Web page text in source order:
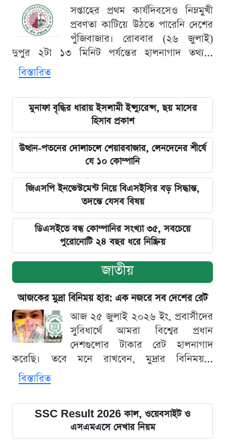
সপ্তাহের প্রথম কার্যদিবসেও নিম্নমুখী
প্রবণতা কাটিয়ে উঠতে পারেনি দেশের
পুঁজিবাজার। রোববার (২৬ জুলাই)
দুপুর ২টা ১৩ মিনিট পর্যন্তের হালনাগাদ তথ্য...
বিস্তারিত
মুনাফা বৃদ্ধির ধারায় ইসলামী ইন্স্যুরেন্স, ছয় মাসের
হিসাব প্রকাশ
উত্থান-পতনের দোলাচলে শেয়ারবাজার, লেনদেনের শীর্ষে
যে ১০ কোম্পানি
জিএসপি ইনভেস্টমেন্ট নিয়ে বিএসইসির বড় সিদ্ধান্ত,
তদন্তে যেসব বিষয়
ডিএসইতে বন্ধ কোম্পানির সংখ্যা ৩৫, সবচেয়ে
পুরোনোটি ২৪ বছর ধরে নিষ্ক্রিয়
জাতীয়
আজকের মুদ্রা বিনিময় হার: এক নজরে সব দেশের রেট
আজ ২৫ জুলাই ২০২৬ ইং, প্রবাসীদের
সুবিধার্থে আমরা বিশ্বের প্রধান
দেশগুলোর টাকার রেট হালনাগাদ
করেছি। তবে মনে রাখবেন, মুদ্রার বিনিময়...
বিস্তারিত
SSC Result 2026 কাল, ওয়েবসাইট ও
এসএমএসে দেখার নিয়ম